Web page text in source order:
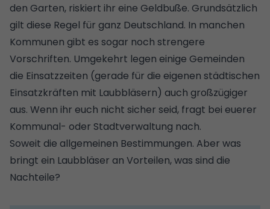
den Garten, riskiert ihr eine Geldbuße. Grundsätzlich
gilt diese Regel für ganz Deutschland. In manchen
Kommunen gibt es sogar noch strengere
Vorschriften. Umgekehrt legen einige Gemeinden
die Einsatzzeiten (gerade für die eigenen städtischen
Einsatzkräften mit Laubbläsern) auch großzügiger
aus. Wenn ihr euch nicht sicher seid, fragt bei euerer
Kommunal- oder Stadtverwaltung nach.
Soweit die allgemeinen Bestimmungen. Aber was
bringt ein Laubbläser an Vorteilen, was sind die
Nachteile?